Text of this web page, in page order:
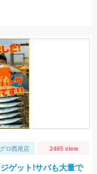
ロ西尾店 2465 view
ゲット!サバも大量で